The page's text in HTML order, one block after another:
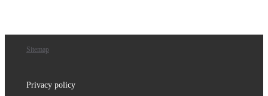
Sitemap
Privacy policy